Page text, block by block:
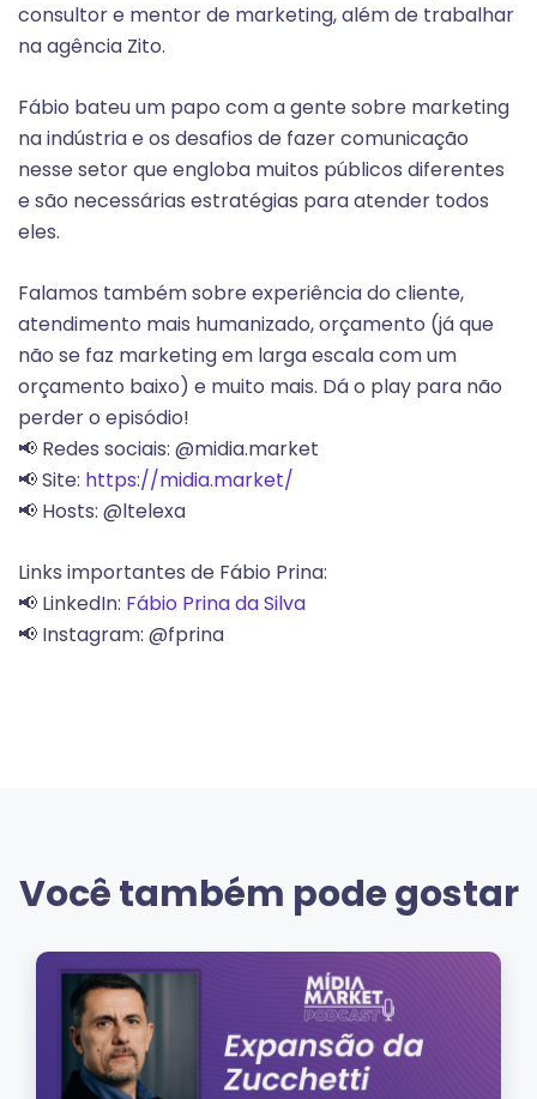
consultor e mentor de marketing, além de trabalhar
na agência Zito.
Fábio bateu um papo com a gente sobre marketing
na indústria e os desafios de fazer comunicação
nesse setor que engloba muitos públicos diferentes
e são necessárias estratégias para atender todos
eles.
Falamos também sobre experiência do cliente,
atendimento mais humanizado, orçamento (já que
não se faz marketing em larga escala com um
orçamento baixo) e muito mais. Dá o play para não
perder o episódio!
📢 Redes sociais: @midia.market
📢 Site: https://midia.market/
📢 Hosts: @ltelexa
Links importantes de Fábio Prina:
📢 LinkedIn: Fábio Prina da Silva
📢 Instagram: @fprina
Você também pode gostar